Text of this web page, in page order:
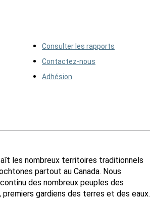
Consulter les rapports
Contactez-nous
Adhésion
les nombreux territoires traditionnels
partout au Canada. Nous
des nombreux peuples des
gardiens des terres et des eaux.